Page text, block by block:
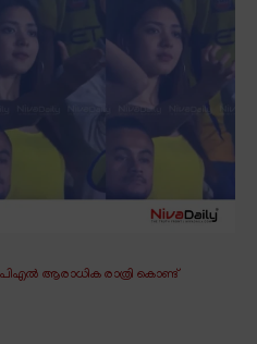
ആരാധിക രാത്രി കൊണ്ട്